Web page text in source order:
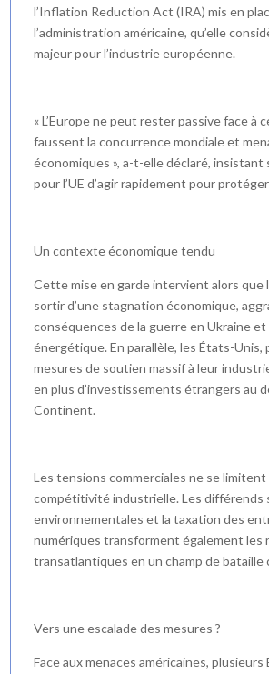
l’Inflation Reduction Act (IRA) mis en
l’administration américaine, qu’elle
majeur pour l’industrie européenne.
« L’Europe ne peut rester passive face à
faussent la concurrence mondiale et
économiques », a-t-elle déclaré, insistant
pour l’UE d’agir rapidement pour
Un contexte économique tendu
Cette mise en garde intervient alors que
sortir d’une stagnation économique,
conséquences de la guerre en Ukraine et
énergétique. En parallèle, les États-Unis,
mesures de soutien massif à leur
en plus d’investissements étrangers au
Continent.
Les tensions commerciales ne se limitent
compétitivité industrielle. Les différends
environnementales et la taxation des
numériques transforment également les
transatlantiques en un champ de bataille
Vers une escalade des mesures ?
Face aux menaces américaines,